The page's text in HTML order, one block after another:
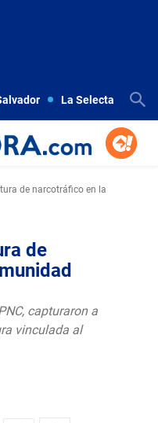
La Selecta
de narcotráfico en la
de
capturaron a
vinculada al